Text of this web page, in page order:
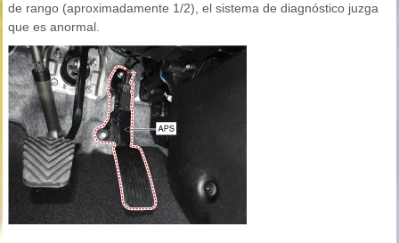
de rango (aproximadamente 1/2), el sistema de diagnóstico juzga
que es anormal.